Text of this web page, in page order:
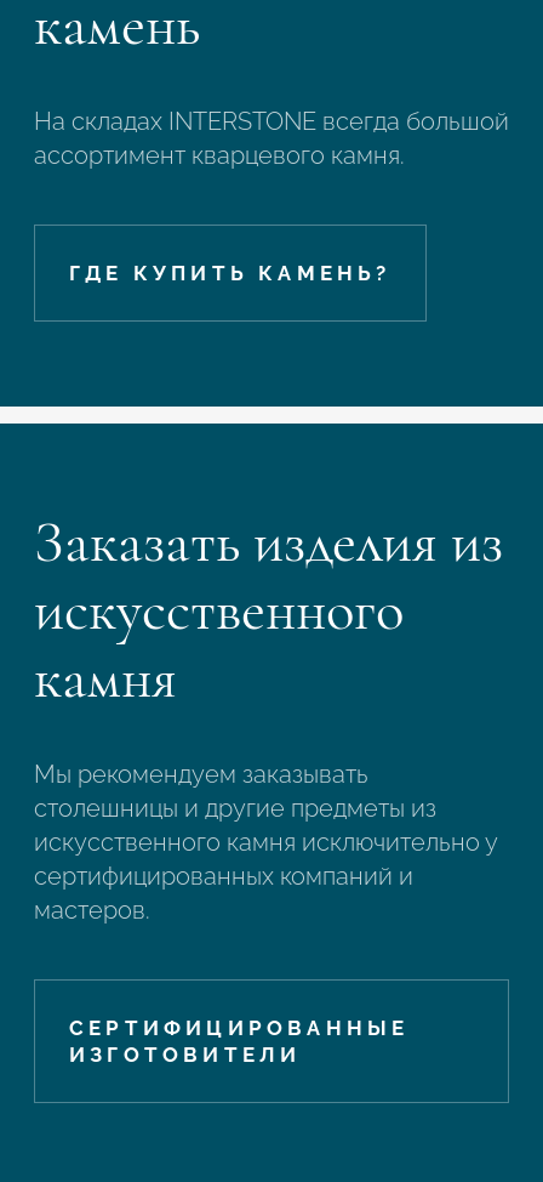
камень
На складах INTERSTONE всегда большой
ассортимент кварцевого камня.
ГДЕ КУПИТЬ КАМЕНЬ?
Заказать изделия из
искусственного
камня
Мы рекомендуем заказывать
столешницы и другие предметы из
искусственного камня исключительно у
сертифицированных компаний и
мастеров.
СЕРТИФИЦИРОВАННЫЕ
ИЗГОТОВИТЕЛИ